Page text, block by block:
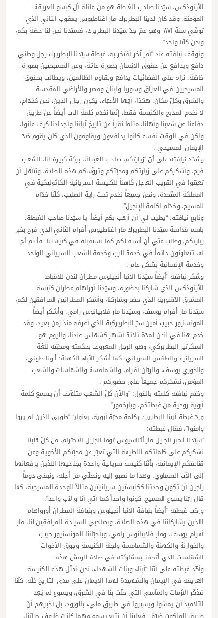
الأرثوذكس، سيّدنا صاحب الغبطة هو من عائلة آل كبسو العريقة
المؤمنة، وقد كان لدينا البطريرك مار اغناطيوس يعقوب الثاني الذي
توفّي سنة ١٨٧١ وهو عمّ جدّ سيّدنا البطريرك، فسيّدنا نحن لنا حصّة بكم،
ونحن كلّنا واحد”.
وتوقّف نيافته عند “أمر آخر أفتخر به، غبطة سيّدنا البطريرك رجل وطني
دافع ويدافع عن حقوق الإنسان بصورة عامّة، وعن المسيحيين بصورة
خاصّة. نراه على الفضائيات يدافع ويقاوم الظالمين، ويطالب بحقوق
المسيحيين في العراق وسوريا ولبنان ومصر والأراضي المقدسة
والشرق وكلّ مكان. هكذا، أيّها الأحبّاء، يكون رجال الدين، نحن كخدّام،
لا نخدم المذبح والكنيسة فقط، إنّما نخدم كلمة الرب أيضاً عن طريق
دفاعنا عن شعبنا وأهلنا، مثلما نقرأ عن تاريخ آبائنا وأجدادنا كيف عانوا،
ولكن في الوقت نفسه كانوا يدافعون ويقاومون الذي كان يقوم ضدّ
الإيمان المسيحي”.
وشدّد نيافته على أنّ “زيارتكم، صاحب الغبطة، بركة كبيرة لنا، الشعب
فرح، وأشكركم على زيارتكم ومحبّتكم وترؤّسكم هذه الصلاة، ونتأمّل أن
تعيّنوا في القريب العاجل كاهناً للكنيسة السريانية الكاثوليكية في
المملكة المتّحدة، ونحن جميعاً نخدم تحت راية الصليب، كلّنا خدّام
للمسيح، وخدّام لكلمة الإنجيل”.
وتابع نيافته: “يطيب لي أن أرحّب بكم أيضاً، يا سيّدنا صاحب الغبطة،
باسم قداسة سيّدنا البطريرك مار اغناطيوس أفرام الثاني الذي فرح بخبر
زيارتكم، وطلب منّي أن أستقبلكم كما نستقبله في كنيستنا. فأنتم أخ
له، تتعاونون دائماً في خدمة الرب وخدمة الشعب السرياني الواحد
وخدمة الإنسانية بشكل عام”.
وشكر نيافته “أيضاً سيّدنا الأنبا أنجيلوس مطران لندن للأقباط
الأرثوذكس الذي شاركنا بحضوره، وسيّدنا أوراهام مطران كنيسة
المشرق الآشورية الذي حضر وشاركنا، وأشكر المطرانين المرافقين لكم،
سيّدنا مار أفرام يوسف، وسيّدنا مار فلابيانوس رامي. وأشكر أيضاً
المونسنيور حبيب أمين سرّ البطريركية الذي أعرفه منذ زمن بعيد، وقد
خدم هنا في لندن لمدّة ثلاثة أشهر كشمّاس عندنا، واليوم هو
السكرتير البطريركي، وهو الرجل المعروف بحكمته ومحبّته للغة
السريانية وللطقس السرياني. كما أشكر الآباء الكهنة: أبونا طوني،
والخوري يوسف، والربّان أفرام، والشمامسة والشمّاسات والشعب
المؤمن، نشكركم جميعاً على حضوركم”.
وختم نيافته كلمته بالقول: “والآن كلّ الشعب متلهّف أن يسمع كلمة
أبوية روحية من غبطتكم، وبارخمور”.
وردّ غبطة أبينا البطريرك بكلمة محبّة أبوية، بعنوان “طوبى للذين لم يروا
وآمنوا”، فقال غبطته:
“سيّدنا الحبر الجليل مار أثناسيوس توما الجزيل الاحترام، من كلّ قلبنا
نشكركم على كلماتكم اللطيفة التي تعبّر عن محبّتكم الأخوية وعن
قناعتكم الإيمانية، بأنّنا كنيسة سريانية واحدة بجناحيها اللذين يرفعانها
إلى الآب السماوي. وهذا ما نصبو إليه ونصلّي من أجله، ونبقى دوماً
راجين أن تكون وحدتنا ككنيستين سريانيتين مثالاً للوحدة المسيحية، كما
قال ربّنا يسوع المسيح: كونوا واحداً كما أنّي أنا والآب واحد”.
ورحّب غبطته “أيضاً بنيافة الأنبا أنجيلوس وبنيافة المطران أورواهام
اللذين يشاركاننا في هذه الصلاة، وبصاحبي السيادة المرافقين لنا، مار
أفرام يوسف، ومار فلابيانوس رامي، وبأحبّائنا المونسنيور حبيب
والخوارنة والكهنة والشمامسة ولجنة الكنيسة وجوق الأخوات
الشمّاسات الذي أتحفنا بمشاركته في صلاة الرمش هذه”.
وأكّد غبطته على أنّنا “أبناء وبنات الشهداء، نحن نمثّل هذه الكنيسة
العريقة في الإيمان والشهيدة لهذا الإيمان على مدى التاريخ كلّه. كلّنا
نتذكّر الأزمات والمآسي التي حلّت بنا في الشرق، ويسوع لم يَعِد
التلاميذ أن يمشوا ويسيروا في طريق مليء بالورود، بل أخبرهم أنّ